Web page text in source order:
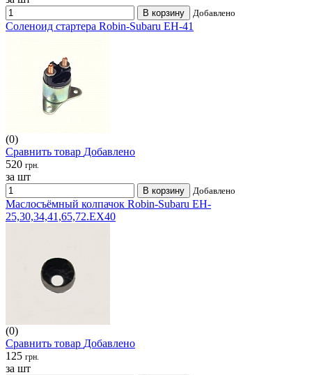
В корзину Добавлено
Соленоид стартера Robin-Subaru EH-41
(0)
Сравнить товар Добавлено
520 грн.
за шт
В корзину Добавлено
Маслосъёмный колпачок Robin-Subaru EH-
25,30,34,41,65,72.EX40
(0)
Сравнить товар Добавлено
125 грн.
за шт